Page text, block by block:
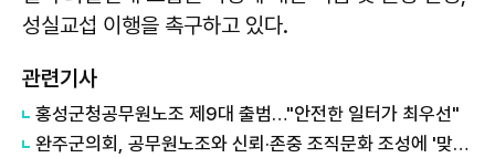
성실교섭 이행을 촉구하고 있다.
관련기사
홍성군청공무원노조 제9대 출범…"안전한 일터가 최우선"
완주군의회, 공무원노조와 신뢰·존중 조직문화 조성에 '맞손'